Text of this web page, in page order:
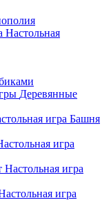
Настольная
Деревянные
игра Башня
игра
Настольная игра
игра